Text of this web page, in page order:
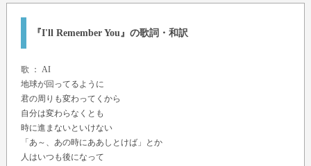
『I'll Remember You』の歌詞・和訳
歌 ： AI
地球が回ってるように
君の周りも変わってくから
自分は変わらなくとも
時に進まないといけない
「あ～、あの時にああしとけば」とか
人はいつも後になって